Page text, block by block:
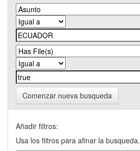
Comenzar nueva busqueda
Añadir filtros:
Usa los filtros para afinar la busqueda.